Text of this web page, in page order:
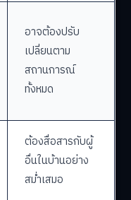
อาจต้องปรับ
เปลี่ยนตาม
สถานการณ์
ทั้งหมด
ต้องสื่อสารกับผู้
อื่นในบ้านอย่าง
สม่ำเสมอ